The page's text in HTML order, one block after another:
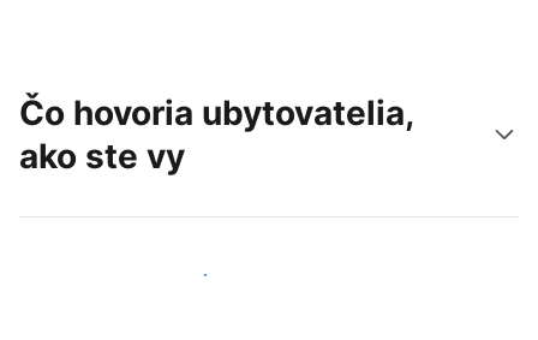
Čo hovoria ubytovatelia,
ako ste vy
Pridať sa k podobným ubytovateľom